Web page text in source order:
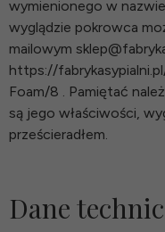
wymienionego w
wyglądzie pokrowca
mailowym
https://
Foam/8 . Pamiętać
są jego właściwości,
prześcieradłem.
Dane